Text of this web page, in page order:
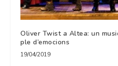
Oliver Twist a Altea: un
ple d’emocions
19/04/2019